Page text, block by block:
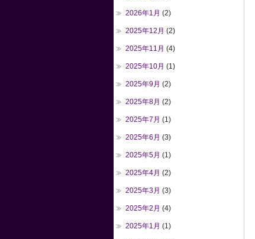
2026年1月 (2)
2025年12月 (2)
2025年11月 (4)
2025年10月 (1)
2025年9月 (2)
2025年8月 (2)
2025年7月 (1)
2025年6月 (3)
2025年5月 (1)
2025年4月 (2)
2025年3月 (3)
2025年2月 (4)
2025年1月 (1)